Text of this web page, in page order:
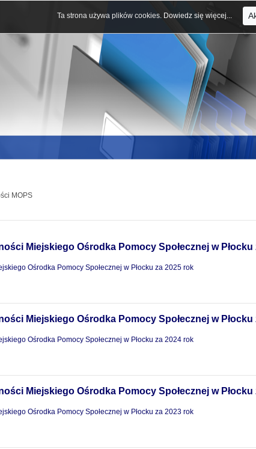
MOPS
Miejskiego Ośrodka Pomocy Społecznej w Płocku
Ośrodka Pomocy Społecznej w Płocku za 2025 rok
Miejskiego Ośrodka Pomocy Społecznej w Płocku
Ośrodka Pomocy Społecznej w Płocku za 2024 rok
Miejskiego Ośrodka Pomocy Społecznej w Płocku
Ośrodka Pomocy Społecznej w Płocku za 2023 rok
Ta strona używa plików cookies. Dowiedz się więcej...